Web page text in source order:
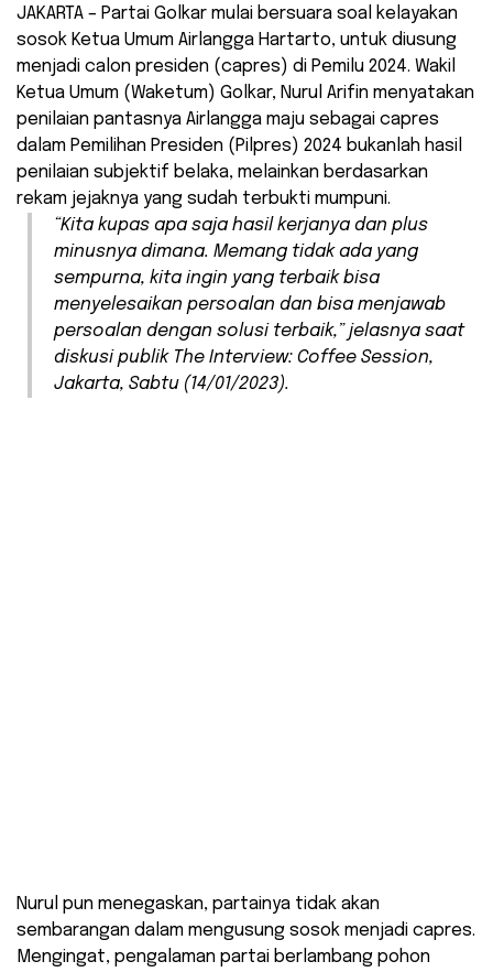
JAKARTA – Partai Golkar mulai bersuara soal kelayakan
sosok Ketua Umum Airlangga Hartarto, untuk diusung
menjadi calon presiden (capres) di Pemilu 2024. Wakil
Ketua Umum (Waketum) Golkar, Nurul Arifin menyatakan
penilaian pantasnya Airlangga maju sebagai capres
dalam Pemilihan Presiden (Pilpres) 2024 bukanlah hasil
penilaian subjektif belaka, melainkan berdasarkan
rekam jejaknya yang sudah terbukti mumpuni.
“Kita kupas apa saja hasil kerjanya dan plus
minusnya dimana. Memang tidak ada yang
sempurna, kita ingin yang terbaik bisa
menyelesaikan persoalan dan bisa menjawab
persoalan dengan solusi terbaik,” jelasnya saat
diskusi publik The Interview: Coffee Session,
Jakarta, Sabtu (14/01/2023).
Nurul pun menegaskan, partainya tidak akan
sembarangan dalam mengusung sosok menjadi capres.
Mengingat, pengalaman partai berlambang pohon